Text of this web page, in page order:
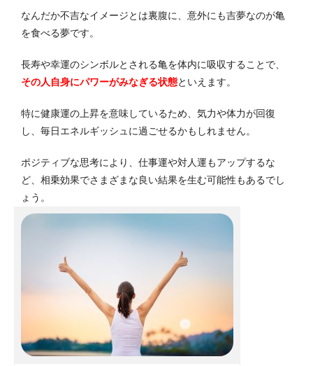
なんだか不吉なイメージとは裏腹に、意外にも吉夢なのが亀
を食べる夢です。
長寿や幸運のシンボルとされる亀を体内に吸収することで、
その人自身にパワーがみなぎる状態といえます。
特に健康運の上昇を意味しているため、気力や体力が回復
し、毎日エネルギッシュに過ごせるかもしれません。
ポジティブな思考により、仕事運や対人運もアップするな
ど、相乗効果でさまざまな良い結果を生む可能性もあるでし
ょう。